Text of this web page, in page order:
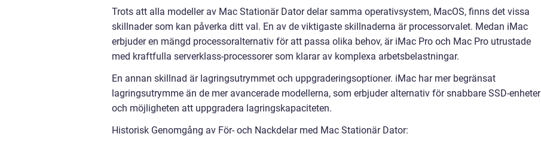
Trots att alla modeller av Mac Stationär Dator delar samma operativsystem, MacOS, finns det vissa
skillnader som kan påverka ditt val. En av de viktigaste skillnaderna är processorvalet. Medan iMac
erbjuder en mängd processoralternativ för att passa olika behov, är iMac Pro och Mac Pro utrustade
med kraftfulla serverklass-processorer som klarar av komplexa arbetsbelastningar.
En annan skillnad är lagringsutrymmet och uppgraderingsoptioner. iMac har mer begränsat
lagringsutrymme än de mer avancerade modellerna, som erbjuder alternativ för snabbare SSD-enheter
och möjligheten att uppgradera lagringskapaciteten.
Historisk Genomgång av För- och Nackdelar med Mac Stationär Dator: